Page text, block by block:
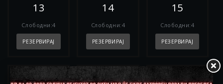
13
Слободни:4
РЕЗЕРВИРАЈ
14
Слободни:4
РЕЗЕРВИРАЈ
15
Слободни:4
РЕЗЕРВИРАЈ
16 17 18